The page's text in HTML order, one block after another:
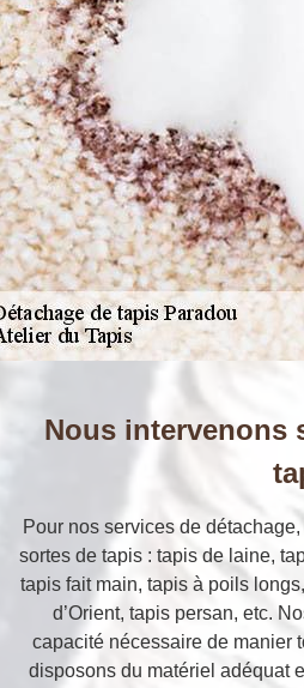
Nous intervenons
Pour nos services de
sortes de tapis : tapis de laine,
tapis fait main, tapis à poils
d’Orient, tapis persan, etc.
capacité nécessaire de manier
disposons du matériel adéquat